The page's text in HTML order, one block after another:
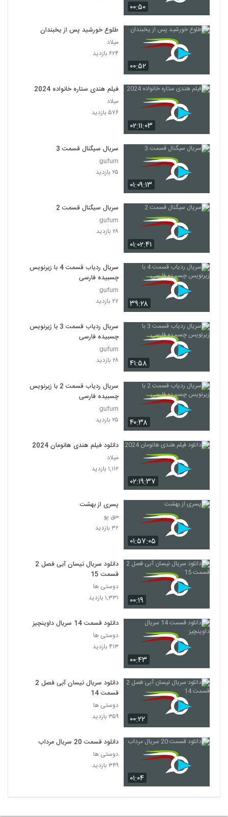
۰۰:۵۰
۰۰:۵۲
طلوع خورشید پس از یخبندان
میلاد
۶۲۴ بازدید
۰۲:۱۱:۰۳
فیلم هندی ستاره خانواده 2024
میلاد
۵۷۶ بازدید
۰۱:۰۹:۱۳
سریال سیگنال قسمت 3
gufum
۲۵ بازدید
۰۱:۰۲:۴۱
سریال سیگنال قسمت 2
gufum
۲۸ بازدید
۳۹:۲۸
سریال ردیاب قسمت 4 با زیرنویس
چسبیده فارسی
gufum
۲۷ بازدید
۴۱:۵۸
سریال ردیاب قسمت 3 با زیرنویس
چسبیده فارسی
gufum
۲۸ بازدید
۴۰:۳۸
سریال ردیاب قسمت 2 با زیرنویس
چسبیده فارسی
gufum
۲۵ بازدید
۰۲:۱۹:۳۷
دانلود فیلم هندی هانومان 2024
میلاد
۱,۱۱۲ بازدید
۰۱:۵۷:۰۵
پسری از بهشت
حق پو
۳۲ بازدید
۰۰:۱۹
دانلود سریال نیسان آبی فصل 2
قسمت 15
دوستی ها
۱,۳۳۱ بازدید
۰۰:۴۳
دانلود قسمت 14 سریال داوینچیز
دوستی ها
۴۱۳ بازدید
۰۰:۲۲
دانلود سریال نیسان آبی فصل 2
قسمت 14
دوستی ها
۳۵۹ بازدید
۰۱:۰۴
دانلود قسمت 20 سریال مرداب
دوستی ها
۳۴۹ بازدید